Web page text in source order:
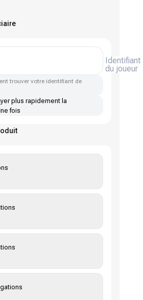
Google Play et l'App Store
Identifiant
du joueur
trouver votre identifiant de
plus rapidement la
fois